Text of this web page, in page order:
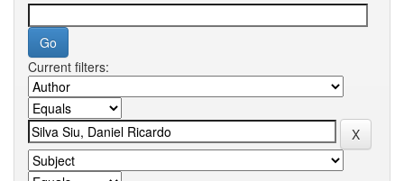
Current filters: